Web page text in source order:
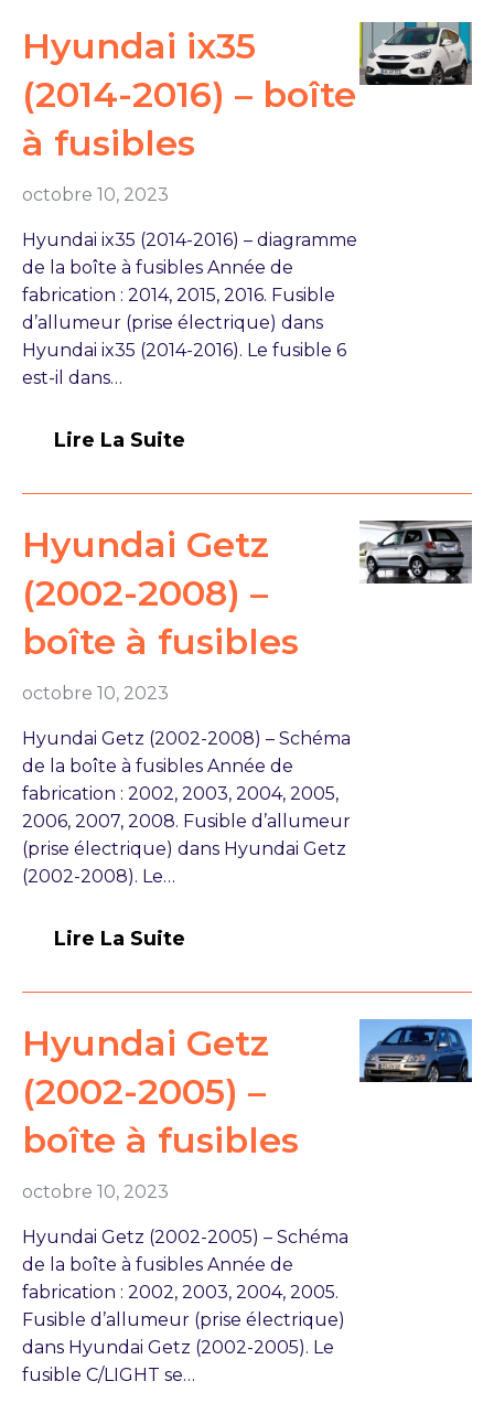
Hyundai ix35
(2014-2016) – boîte
à fusibles
octobre 10, 2023
Hyundai ix35 (2014-2016) – diagramme
de la boîte à fusibles Année de
fabrication : 2014, 2015, 2016. Fusible
d’allumeur (prise électrique) dans
Hyundai ix35 (2014-2016). Le fusible 6
est-il dans…
Lire La Suite
Hyundai Getz
(2002-2008) –
boîte à fusibles
octobre 10, 2023
Hyundai Getz (2002-2008) – Schéma
de la boîte à fusibles Année de
fabrication : 2002, 2003, 2004, 2005,
2006, 2007, 2008. Fusible d’allumeur
(prise électrique) dans Hyundai Getz
(2002-2008). Le…
Lire La Suite
Hyundai Getz
(2002-2005) –
boîte à fusibles
octobre 10, 2023
Hyundai Getz (2002-2005) – Schéma
de la boîte à fusibles Année de
fabrication : 2002, 2003, 2004, 2005.
Fusible d’allumeur (prise électrique)
dans Hyundai Getz (2002-2005). Le
fusible C/LIGHT se…